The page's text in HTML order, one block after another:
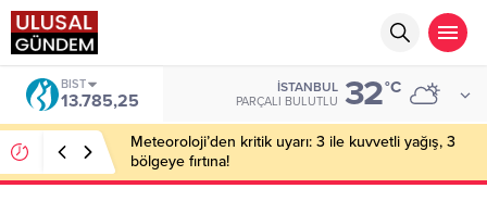
DOLAR
47,7048
İSTANBUL
PARÇALI BULUTLU 32°C
Bakan Gürlek’in eşine yönelik eylem hazırlığı: 2
şüpheli tutuklandı